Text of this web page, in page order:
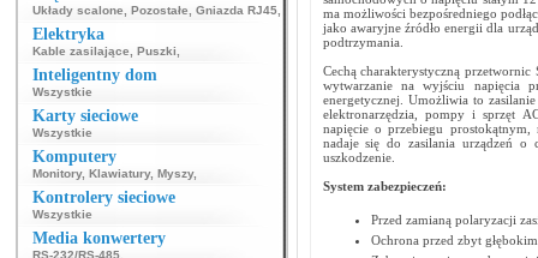
Układy scalone Pozostałe Gniazda RJ45
Elektryka
Kable zasilające Puszki
Inteligentny dom
Wszystkie
Karty sieciowe
Wszystkie
Komputery
Monitory, Klawiatury, Myszy,
Kontrolery sieciowe
Wszystkie
Media konwertery
RS-232/RS-485
ma możliwości bezpośredniego
jako awaryjne źródło energii dla
podtrzymania.
Cechą charakterystyczną
wytwarzanie na wyjściu napięcia
energetycznej. Umożliwia to
elektronarzędzia, pompy i sprzęt
napięcie o przebiegu prostokątnym,
nadaje się do zasilania urządzeń
uszkodzenie.
System zabezpieczeń:
Przed zamianą polaryzacji
Ochrona przed zbyt